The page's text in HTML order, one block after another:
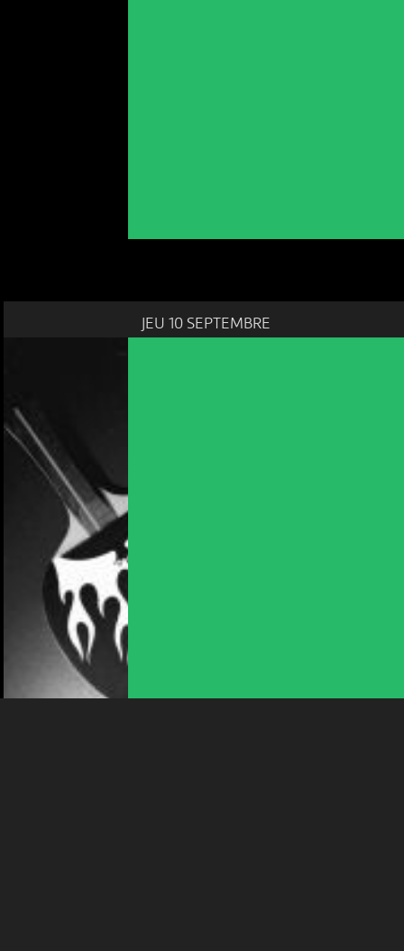
NOUS UTILISONS DES COOKIES
En poursuivant votre navigation sur le culturoscoPe site vous
consentez à l’utilisation de cookies. Les cookies nous
permettent d'analyser le trafic, d’affiner les contenus mis à
votre disposition et renseigner les acteurs·trices culturel·le·s sur
l'intérêt porté à leurs événements.
JEU 10 SEPTEMBRE